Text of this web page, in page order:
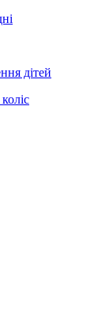
дітей